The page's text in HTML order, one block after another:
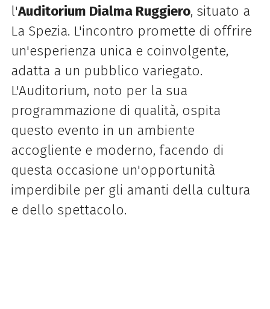
l'Auditorium Dialma Ruggiero, situato a
La Spezia. L'incontro promette di offrire
un'esperienza unica e coinvolgente,
adatta a un pubblico variegato.
L'Auditorium, noto per la sua
programmazione di qualità, ospita
questo evento in un ambiente
accogliente e moderno, facendo di
questa occasione un'opportunità
imperdibile per gli amanti della cultura
e dello spettacolo.